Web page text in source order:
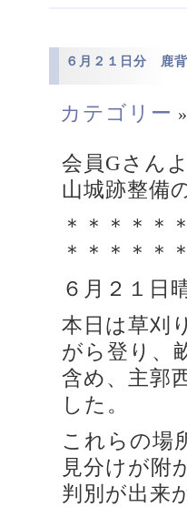
６月２１日分 鹿
カテゴリー
会員Gさん
山城跡整備
＊＊＊＊＊
＊＊＊＊＊
６月２１日
本日は草刈
がら登り、
含め、主郭
した。
これらの場
見分けが附
判別が出来